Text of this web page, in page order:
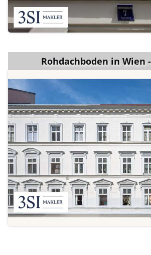
Rohdachboden in Wien